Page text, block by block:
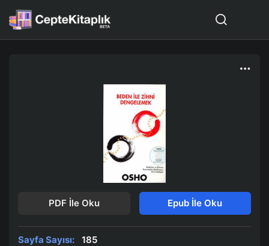
PDF İle Oku Epub İle Oku
Sayfa Sayısı:
185